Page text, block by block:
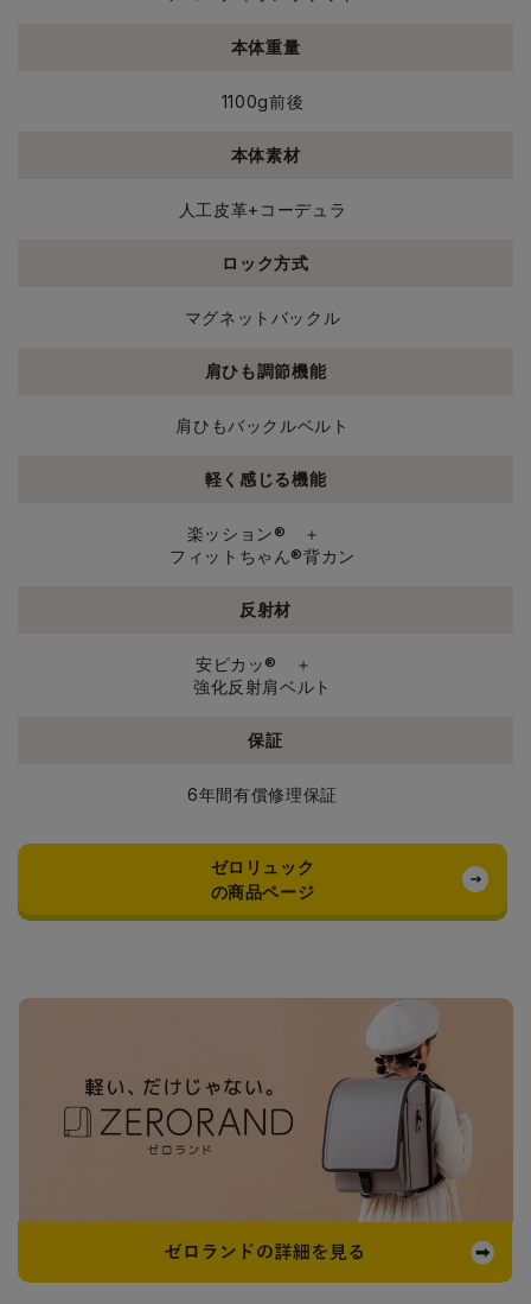
本体重量
1100g前後
本体素材
人工皮革+コーデュラ
ロック方式
マグネットバックル
肩ひも調節機能
肩ひもバックルベルト
軽く感じる機能
楽ッション® ＋
フィットちゃん®背カン
反射材
安ピカッ® ＋
強化反射肩ベルト
保証
6年間有償修理保証
ゼロリュック
の商品ページ